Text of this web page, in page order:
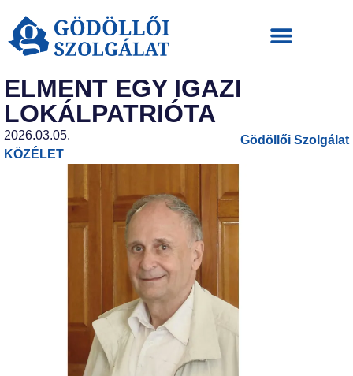
ELMENT EGY IGAZI
LOKÁLPATRIÓTA
2026.03.05.
KÖZÉLET
Gödöllői Szolgálat